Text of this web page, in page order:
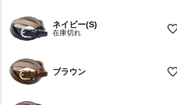
ネイビー(S)
在庫切れ
ブラウン